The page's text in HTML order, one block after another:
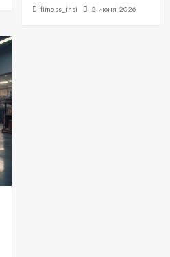
fitness_insi 2 июня 2026